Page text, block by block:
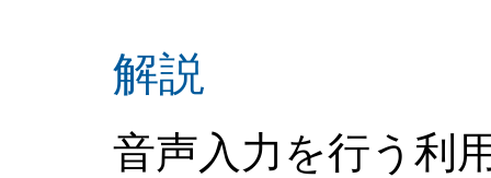
解説
音声入力を行う利